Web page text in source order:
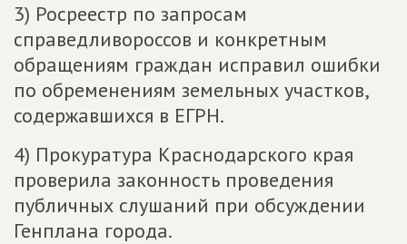
3) Росреестр по запросам
справедливороссов и конкретным
обращениям граждан исправил ошибки
по обременениям земельных участков,
содержавшихся в ЕГРН.
4) Прокуратура Краснодарского края
проверила законность проведения
публичных слушаний при обсуждении
Генплана города.